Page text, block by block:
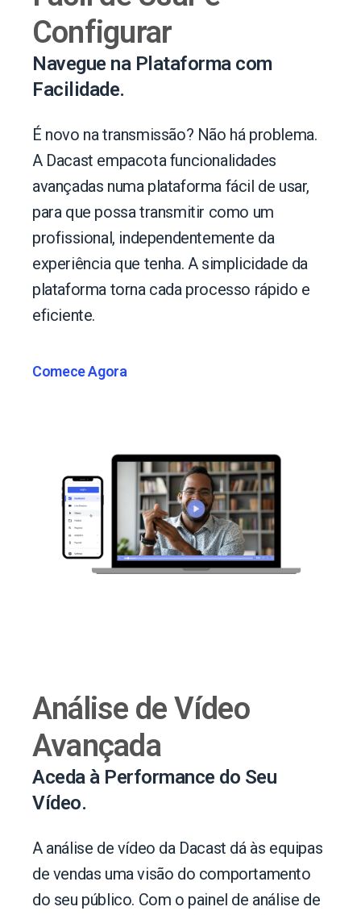
Configurar
Navegue na Plataforma com
Facilidade.
É novo na transmissão? Não há problema.
A Dacast empacota funcionalidades
avançadas numa plataforma fácil de usar,
para que possa transmitir como um
profissional, independentemente da
experiência que tenha. A simplicidade da
plataforma torna cada processo rápido e
eficiente.
Comece Agora
Análise de Vídeo
Avançada
Aceda à Performance do Seu
Vídeo.
A análise de vídeo da Dacast dá às equipas
de vendas uma visão do comportamento
do seu público. Com o painel de análise de